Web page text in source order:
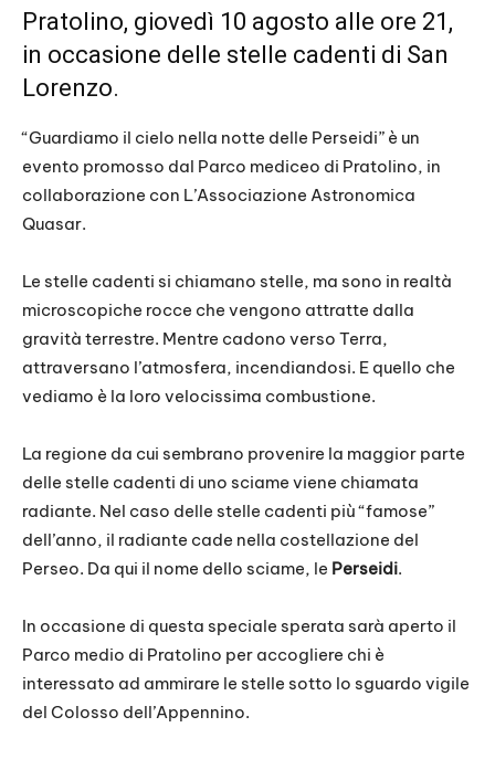
Pratolino, giovedì 10 agosto alle ore 21,
in occasione delle stelle cadenti di San
Lorenzo.
“Guardiamo il cielo nella notte delle Perseidi” è un
evento promosso dal Parco mediceo di Pratolino, in
collaborazione con L’Associazione Astronomica
Quasar.
Le stelle cadenti si chiamano stelle, ma sono in realtà
microscopiche rocce che vengono attratte dalla
gravità terrestre. Mentre cadono verso Terra,
attraversano l’atmosfera, incendiandosi. E quello che
vediamo è la loro velocissima combustione.
La regione da cui sembrano provenire la maggior parte
delle stelle cadenti di uno sciame viene chiamata
radiante. Nel caso delle stelle cadenti più “famose”
dell’anno, il radiante cade nella costellazione del
Perseo. Da qui il nome dello sciame, le Perseidi.
In occasione di questa speciale sperata sarà aperto il
Parco medio di Pratolino per accogliere chi è
interessato ad ammirare le stelle sotto lo sguardo vigile
del Colosso dell’Appennino.